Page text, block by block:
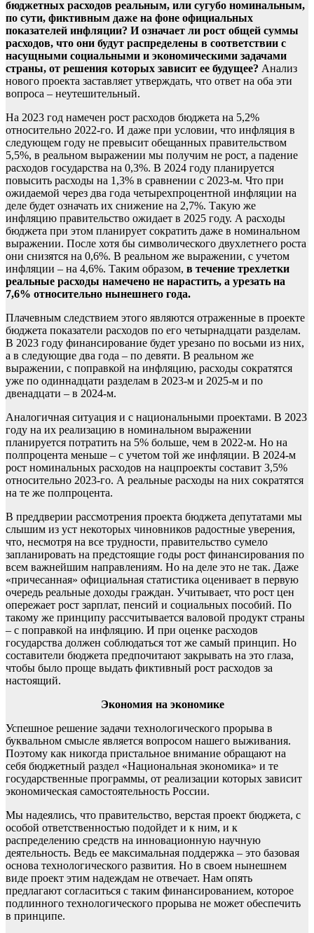
бюджетных расходов реальным, или сугубо номинальным,
по сути, фиктивным даже на фоне официальных
показателей инфляции? И означает ли рост общей суммы
расходов, что они будут распределены в соответствии с
насущными социальными и экономическими задачами
страны, от решения которых зависит ее будущее? Анализ
нового проекта заставляет утверждать, что ответ на оба эти
вопроса – неутешительный.
На 2023 год намечен рост расходов бюджета на 5,2%
относительно 2022-го. И даже при условии, что инфляция в
следующем году не превысит обещанных правительством
5,5%, в реальном выражении мы получим не рост, а падение
расходов государства на 0,3%. В 2024 году планируется
повысить расходы на 1,3% в сравнении с 2023-м. Что при
ожидаемой через два года четырехпроцентной инфляции на
деле будет означать их снижение на 2,7%. Такую же
инфляцию правительство ожидает в 2025 году. А расходы
бюджета при этом планирует сократить даже в номинальном
выражении. После хотя бы символического двухлетнего роста
они снизятся на 0,6%. В реальном же выражении, с учетом
инфляции – на 4,6%. Таким образом, в течение трехлетки
реальные расходы намечено не нарастить, а урезать на
7,6% относительно нынешнего года.
Плачевным следствием этого являются отраженные в проекте
бюджета показатели расходов по его четырнадцати разделам.
В 2023 году финансирование будет урезано по восьми из них,
а в следующие два года – по девяти. В реальном же
выражении, с поправкой на инфляцию, расходы сократятся
уже по одиннадцати разделам в 2023-м и 2025-м и по
двенадцати – в 2024-м.
Аналогичная ситуация и с национальными проектами. В 2023
году на их реализацию в номинальном выражении
планируется потратить на 5% больше, чем в 2022-м. Но на
полпроцента меньше – с учетом той же инфляции. В 2024-м
рост номинальных расходов на нацпроекты составит 3,5%
относительно 2023-го. А реальные расходы на них сократятся
на те же полпроцента.
В преддверии рассмотрения проекта бюджета депутатами мы
слышим из уст некоторых чиновников радостные уверения,
что, несмотря на все трудности, правительство сумело
запланировать на предстоящие годы рост финансирования по
всем важнейшим направлениям. Но на деле это не так. Даже
«причесанная» официальная статистика оценивает в первую
очередь реальные доходы граждан. Учитывает, что рост цен
опережает рост зарплат, пенсий и социальных пособий. По
такому же принципу рассчитывается валовой продукт страны
– с поправкой на инфляцию. И при оценке расходов
государства должен соблюдаться тот же самый принцип. Но
составители бюджета предпочитают закрывать на это глаза,
чтобы было проще выдать фиктивный рост расходов за
настоящий.
Экономия на экономике
Успешное решение задачи технологического прорыва в
буквальном смысле является вопросом нашего выживания.
Поэтому как никогда пристальное внимание обращают на
себя бюджетный раздел «Национальная экономика» и те
государственные программы, от реализации которых зависит
экономическая самостоятельность России.
Мы надеялись, что правительство, верстая проект бюджета, с
особой ответственностью подойдет и к ним, и к
распределению средств на инновационную научную
деятельность. Ведь ее максимальная поддержка – это базовая
основа технологического развития. Но в своем нынешнем
виде проект этим надеждам не отвечает. Нам опять
предлагают согласиться с таким финансированием, которое
подлинного технологического прорыва не может обеспечить
в принципе.